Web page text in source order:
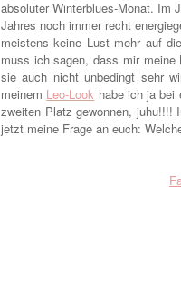
absoluter Winterblues-Monat. Im
Jahres noch immer recht
meistens keine Lust mehr auf
muss ich sagen, dass mir
sie auch nicht unbedingt sehr
meinem Leo-Look habe ich ja bei
zweiten Platz gewonnen, juhu!!!!
jetzt meine Frage an euch: